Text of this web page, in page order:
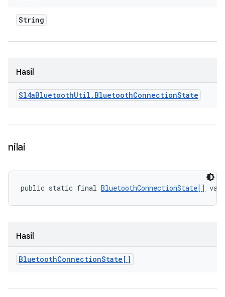
String
Hasil
Sl4aBluetoothUtil . BluetoothConnectionState
nilai
public static final BluetoothConnectionState[]
Hasil
BluetoothConnectionState[]